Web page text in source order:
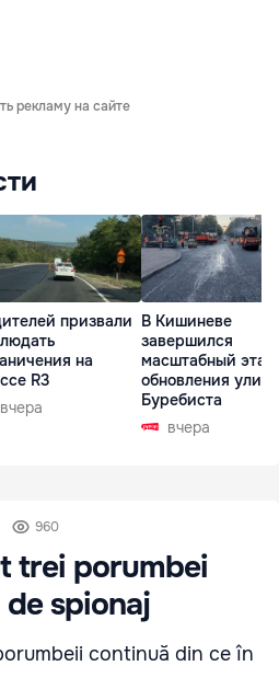
рекламу на сайте
призвали
на
R3
вчера
В Кишиневе
завершился
масштабный этап
обновления
Буребиста
вчера
960
trei porumbei
spionaj
continuă din ce în